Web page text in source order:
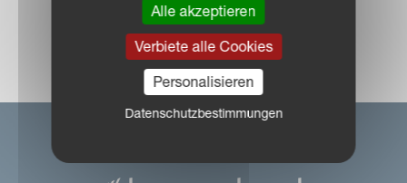
HÄNDLERSUCHE
Alle akzeptieren
Verbiete alle Cookies
Personalisieren
Datenschutzbestimmungen